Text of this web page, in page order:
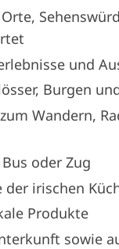
und
Burgen
Wandern,
oder Zug
der irischen
Produkte
sowie